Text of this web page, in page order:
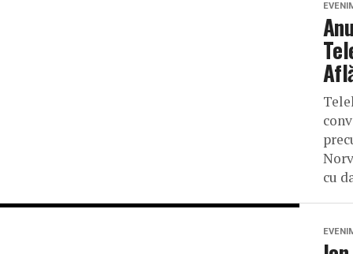
cu